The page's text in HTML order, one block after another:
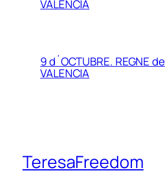
VALENCIA
9 d´OCTUBRE. REGNE de
VALENCIA
TeresaFreedom